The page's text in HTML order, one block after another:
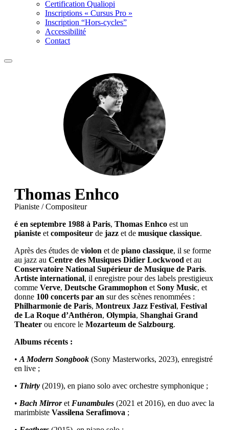
Certification Qualiopi
Inscriptions « Cursus Pro »
Inscription “Hors-cycles”
Accessibilité
Contact
Thomas Enhco
Pianiste / Compositeur
é en septembre 1988 à Paris, Thomas Enhco est un
pianiste et compositeur de jazz et de musique classique.
Après des études de violon et de piano classique, il se forme
au jazz au Centre des Musiques Didier Lockwood et au
Conservatoire National Supérieur de Musique de Paris.
Artiste international, il enregistre pour des labels prestigieux
comme Verve, Deutsche Grammophon et Sony Music, et
donne 100 concerts par an sur des scènes renommées :
Philharmonie de Paris, Montreux Jazz Festival, Festival
de La Roque d’Anthéron, Olympia, Shanghai Grand
Theater ou encore le Mozarteum de Salzbourg.
Albums récents :
• A Modern Songbook (Sony Masterworks, 2023), enregistré
en live ;
• Thirty (2019), en piano solo avec orchestre symphonique ;
• Bach Mirroret Funambules (2021 et 2016), en duo avec la
marimbiste Vassilena Serafimova ;